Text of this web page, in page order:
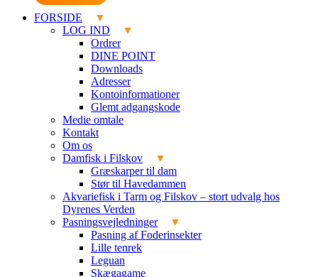
FORSIDE
LOG IND
Ordrer
DINE POINT
Downloads
Adresser
Kontoinformationer
Glemt adgangskode
Medie omtale
Kontakt
Om os
Damfisk i Filskov
Græskarper til dam
Stør til Havedammen
Akvariefisk i Tarm og Filskov – stort udvalg hos
Dyrenes Verden
Pasningsvejledninger
Pasning af Foderinsekter
Lille tenrek
Leguan
Skægagame